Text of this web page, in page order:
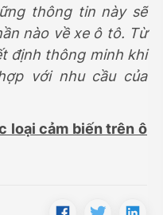
thông tin này sẽ
nào về xe ô tô. Từ
định thông minh khi
với nhu cầu của
loại cảm biến trên ô